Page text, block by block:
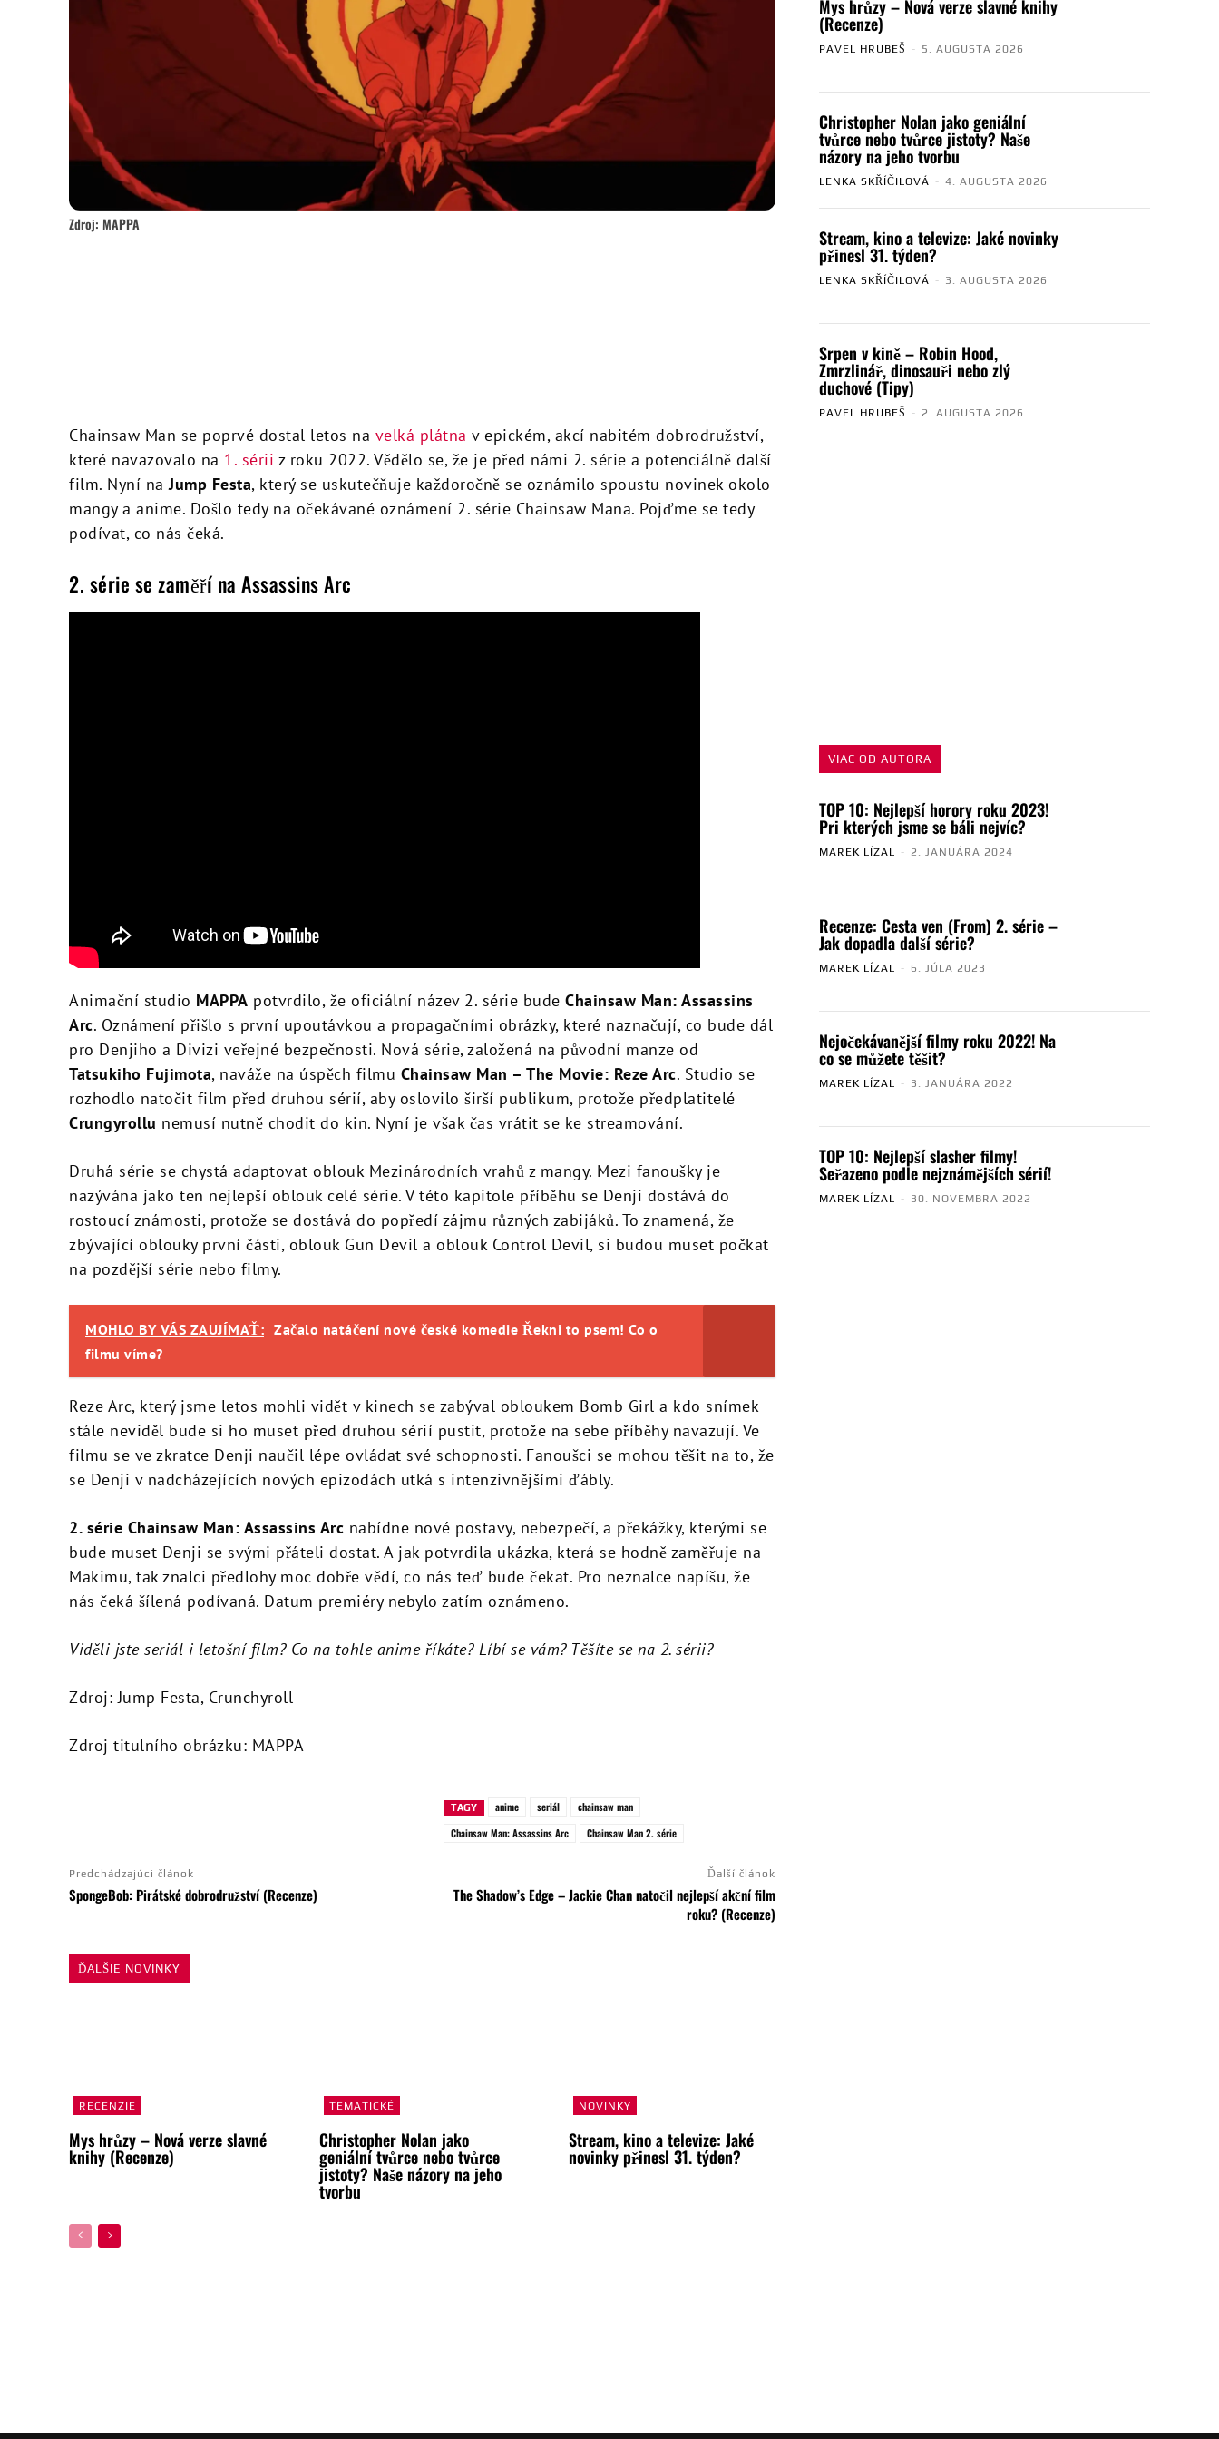
Zdroj: MAPPA
Mys hrůzy – Nová verze slavné knihy
(Recenze)
PAVEL HRUBEŠ - 5. AUGUSTA 2026
Christopher Nolan jako geniální
tvůrce nebo tvůrce jistoty? Naše
názory na jeho tvorbu
LENKA SKŘÍČILOVÁ - 4. AUGUSTA 2026
Stream, kino a televize: Jaké novinky
přinesl 31. týden?
LENKA SKŘÍČILOVÁ - 3. AUGUSTA 2026
Srpen v kině – Robin Hood,
Zmrzlinář, dinosauři nebo zlý
duchové (Tipy)
PAVEL HRUBEŠ - 2. AUGUSTA 2026
Chainsaw Man se poprvé dostal letos na velká plátna v epickém, akcí nabitém dobrodružství,
které navazovalo na 1. sérii z roku 2022. Vědělo se, že je před námi 2. série a potenciálně další
film. Nyní naJump Festa, který se uskutečňuje každoročně se oznámilo spoustu novinek okolo
mangy a anime. Došlo tedy na očekávané oznámení 2. série Chainsaw Mana. Pojďme se tedy
podívat, co nás čeká.
2. série se zaměří na Assassins Arc
Animační studio MAPPA potvrdilo, že oficiální název 2. série bude Chainsaw Man: Assassins
Arc. Oznámení přišlo s první upoutávkou a propagačními obrázky, které naznačují, co bude dál
pro Denjiho a Divizi veřejné bezpečnosti. Nová série, založená na původní manze od
Tatsukiho Fujimota, naváže na úspěch filmu Chainsaw Man – The Movie: Reze Arc. Studio se
rozhodlo natočit film před druhou sérií, aby oslovilo širší publikum, protože předplatitelé
Crungyrollu nemusí nutně chodit do kin. Nyní je však čas vrátit se ke streamování.
Druhá série se chystá adaptovat oblouk Mezinárodních vrahů z mangy. Mezi fanoušky je
nazývána jako ten nejlepší oblouk celé série. V této kapitole příběhu se Denji dostává do
rostoucí známosti, protože se dostává do popředí zájmu různých zabijáků. To znamená, že
zbývající oblouky první části, oblouk Gun Devil a oblouk Control Devil, si budou muset počkat
na pozdější série nebo filmy.
MOHLO BY VÁS ZAUJÍMAŤ: Začalo natáčení nové české komedie Řekni to psem! Co o
filmu víme?
Reze Arc, který jsme letos mohli vidět v kinech se zabýval obloukem Bomb Girl a kdo snímek
stále neviděl bude si ho muset před druhou sérií pustit, protože na sebe příběhy navazují. Ve
filmu se ve zkratce Denji naučil lépe ovládat své schopnosti. Fanoušci se mohou těšit na to, že
se Denji v nadcházejících nových epizodách utká s intenzivnějšími ďábly.
2. série Chainsaw Man: Assassins Arc nabídne nové postavy, nebezpečí, a překážky, kterými se
bude muset Denji se svými přáteli dostat. A jak potvrdila ukázka, která se hodně zaměřuje na
Makimu, tak znalci předlohy moc dobře vědí, co nás teď bude čekat. Pro neznalce napíšu, že
nás čeká šílená podívaná. Datum premiéry nebylo zatím oznámeno.
Viděli jste seriál i letošní film? Co na tohle anime říkáte? Líbí se vám? Těšíte se na 2. sérii?
Zdroj: Jump Festa, Crunchyroll
Zdroj titulního obrázku: MAPPA
TAGY anime seriál
chainsaw man
Chainsaw Man: Assassins Arc
Chainsaw Man 2. série
Predchádzajúci článok
SpongeBob: Pirátské dobrodružství (Recenze)
Ďalší článok
The Shadow’s Edge – Jackie Chan natočil nejlepší akční film
roku? (Recenze)
ĎALŠIE NOVINKY
RECENZIE
Mys hrůzy – Nová verze slavné
knihy (Recenze)
TEMATICKÉ
Christopher Nolan jako
geniální tvůrce nebo tvůrce
jistoty? Naše názory na jeho
tvorbu
NOVINKY
Stream, kino a televize: Jaké
novinky přinesl 31. týden?
VIAC OD AUTORA
TOP 10: Nejlepší horory roku 2023!
Pri kterých jsme se báli nejvíc?
MAREK LÍZAL - 2. JANUÁRA 2024
Recenze: Cesta ven (From) 2. série –
Jak dopadla další série?
MAREK LÍZAL - 6. JÚLA 2023
Nejočekávanější filmy roku 2022! Na
co se můžete těšit?
MAREK LÍZAL - 3. JANUÁRA 2022
TOP 10: Nejlepší slasher filmy!
Seřazeno podle nejznámějších sérií!
MAREK LÍZAL - 30. NOVEMBRA 2022